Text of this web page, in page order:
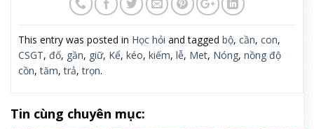
This entry was posted in Học hỏi and tagged bộ, cần, con,
CSGT, đố, gần, giữ, Kể, kéo, kiếm, lễ, Met, Nóng, nồng độ
cồn,tăm,trả,trọn.
Tin cùng chuyên mục: